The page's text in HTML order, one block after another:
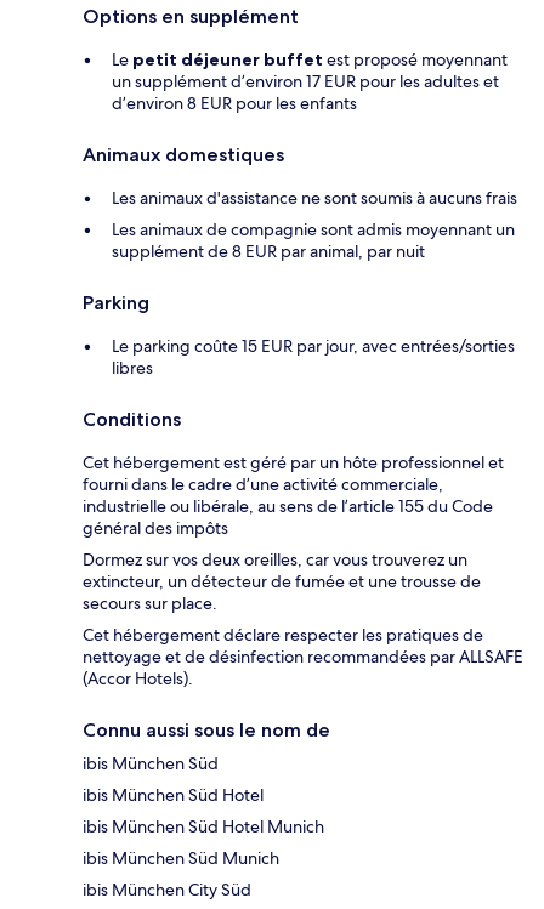
Options en supplément
Le petit déjeuner buffet est proposé moyennant
un supplément d’environ 17 EUR pour les adultes et
d’environ 8 EUR pour les enfants
Animaux domestiques
Les animaux d'assistance ne sont soumis à aucuns frais
Les animaux de compagnie sont admis moyennant un
supplément de 8 EUR par animal, par nuit
Parking
Le parking coûte 15 EUR par jour, avec entrées/sorties
libres
Conditions
Cet hébergement est géré par un hôte professionnel et
fourni dans le cadre d’une activité commerciale,
industrielle ou libérale, au sens de l’article 155 du Code
général des impôts
Dormez sur vos deux oreilles, car vous trouverez un
extincteur, un détecteur de fumée et une trousse de
secours sur place.
Cet hébergement déclare respecter les pratiques de
nettoyage et de désinfection recommandées par ALLSAFE
(Accor Hotels).
Connu aussi sous le nom de
ibis München Süd
ibis München Süd Hotel
ibis München Süd Hotel Munich
ibis München Süd Munich
ibis München City Süd